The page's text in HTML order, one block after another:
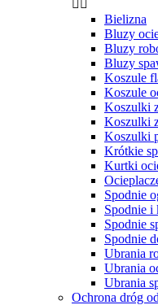
 
Bielizna
Bluzy
Bluzy
Bluzy
Koszule
Koszule
Koszulki
Koszulki
Koszulki
Krótkie
Kurtki
Spodnie
Spodnie i
Spodnie
Spodnie
Ubrania
Ubrania
Ubrania
Ochrona dróg